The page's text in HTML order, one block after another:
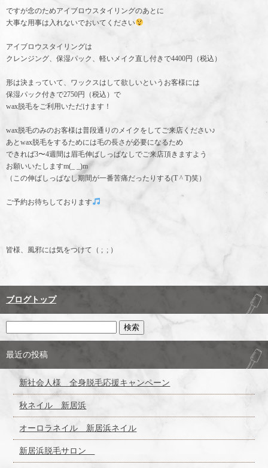
ですが念のためアイブロウスタイリングのあとに
大事な用事は入れないでおいてください
アイブロウスタイリングは
クレンジング、保湿パック、軽いメイク直し付きで4400円（税込）
形は決まっていて、ワックスはして欲しいというお客様には
保湿パック付きで2750円（税込）で
wax脱毛をご利用いただけます！
wax脱毛のみのお客様は普段通りのメイクをしてご来店ください♪
あとwax脱毛をするためには毛の長さが必要になるため
できれば3〜4週間は眉毛伸ばしっぱなしでご来店頂きますよう
お願いいたしますm(_ _)m
（この伸ばしっぱなし期間が一番苦痛だったりする(T ^ T)笑）
ご予約お待ちしております
皆様、風邪には気をつけて（ ; ; ）
ブログトップ
最近の投稿
新社会人様 全身脱毛応援キャンペーン
秋ネイル 新居浜
オーロラネイル 新居浜ネイル
新居浜脱毛サロン